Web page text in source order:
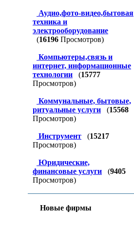
Аудио,фото-видео,бытовая
техника и
электрооборудование
(16196 Просмотров)
Компьютеры,связь и
интернет, информационные
технологии
(15777
Просмотров)
Коммунальные, бытовые,
ритуальные услуги
(15568
Просмотров)
Инструмент (15217
Просмотров)
Юридические,
финансовые услуги
(9405
Просмотров)
Новые фирмы